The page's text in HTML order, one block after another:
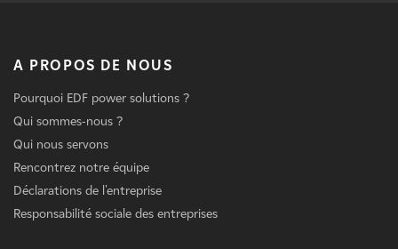
A PROPOS DE NOUS
Pourquoi EDF power solutions ?
Qui sommes-nous ?
Qui nous servons
Rencontrez notre équipe
Déclarations de l'entreprise
Responsabilité sociale des entreprises